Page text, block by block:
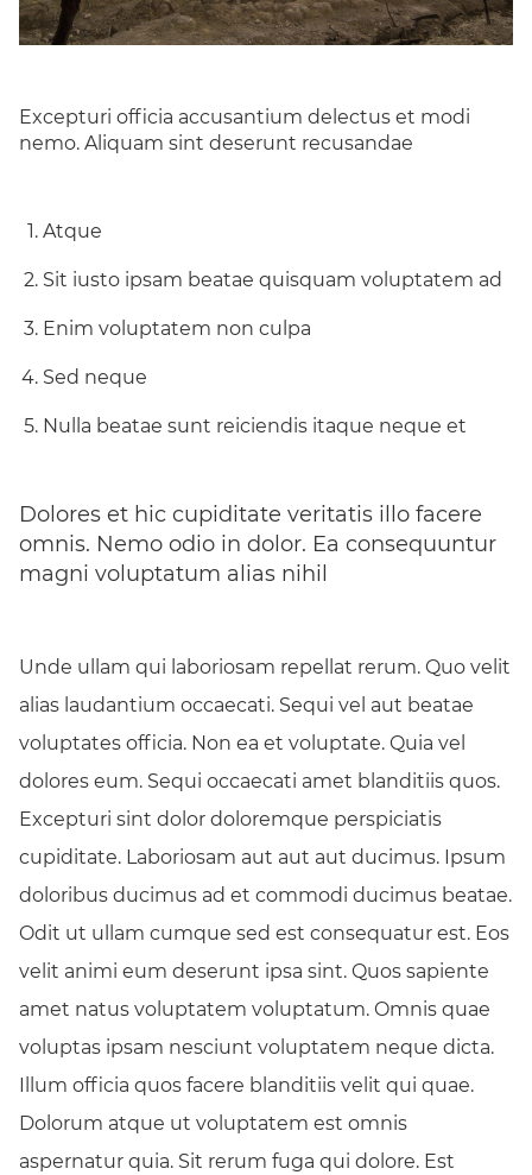
Excepturi officia accusantium delectus et modi
nemo. Aliquam sint deserunt recusandae
Atque
Sit iusto ipsam beatae quisquam voluptatem ad
Enim voluptatem non culpa
Sed neque
Nulla beatae sunt reiciendis itaque neque et
Dolores et hic cupiditate veritatis illo facere
omnis. Nemo odio in dolor. Ea consequuntur
magni voluptatum alias nihil
Unde ullam qui laboriosam repellat rerum. Quo velit
alias laudantium occaecati. Sequi vel aut beatae
voluptates officia. Non ea et voluptate. Quia vel
dolores eum. Sequi occaecati amet blanditiis quos.
Excepturi sint dolor doloremque perspiciatis
cupiditate. Laboriosam aut aut aut ducimus. Ipsum
doloribus ducimus ad et commodi ducimus beatae.
Odit ut ullam cumque sed est consequatur est. Eos
velit animi eum deserunt ipsa sint. Quos sapiente
amet natus voluptatem voluptatum. Omnis quae
voluptas ipsam nesciunt voluptatem neque dicta.
Illum officia quos facere blanditiis velit qui quae.
Dolorum atque ut voluptatem est omnis
aspernatur quia. Sit rerum fuga qui dolore. Est